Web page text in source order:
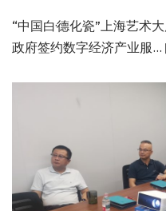
“中国白·德化瓷”上海艺术
政府签约数字经济产业服…